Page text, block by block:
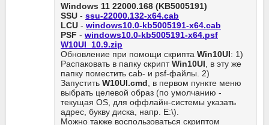
Windows 11 22000.168 (KB5005191)
SSU - ssu-22000.132-x64.cab
LCU - windows10.0-kb5005191-x64.cab
PSF - windows10.0-kb5005191-x64.psf
W10UI_10.9.zip
Обновление при помощи скрипта Win10UI: 1)
Распаковать в папку скриптWin10UI , в эту же
папку поместить cab- и psf-файлы. 2)
Запустить W10UI.cmd , в первом пункте меню
выбрать целевой образ (по умолчанию -
текущая OS, для оффлайн-системы указать
адрес, букву диска, напр. E:\).
Можно также воспользоваться скриптом